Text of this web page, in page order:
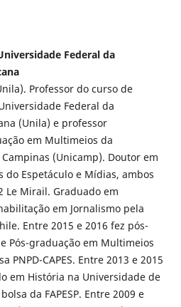
Federal da
Professor do curso de
Federal da
(Unila) e professor
em Multimeios da
(Unicamp). Doutor em
do Espetáculo e Mídias, ambos
Le Mirail. Graduado em
em Jornalismo pela
Entre 2015 e 2016 fez pós-
Pós-graduação em Multimeios
PNPD-CAPES. Entre 2013 e 2015
em História na Universidade de
da FAPESP. Entre 2009 e